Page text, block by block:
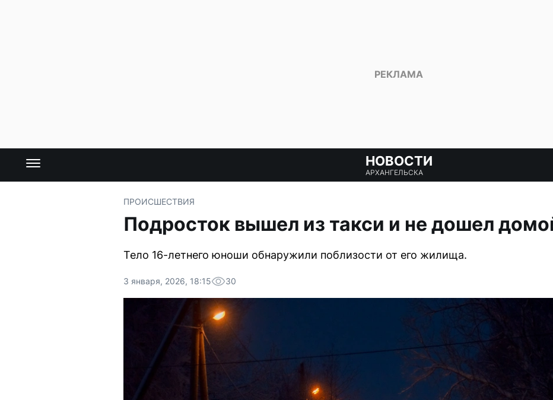
НОВОСТИ
АРХАНГЕЛЬСКА
ПРОИСШЕСТВИЯ
Подросток вышел из такси и не дошел
Тело 16-летнего юноши обнаружили поблизости от его жилища.
3 января, 2026, 18:15 30